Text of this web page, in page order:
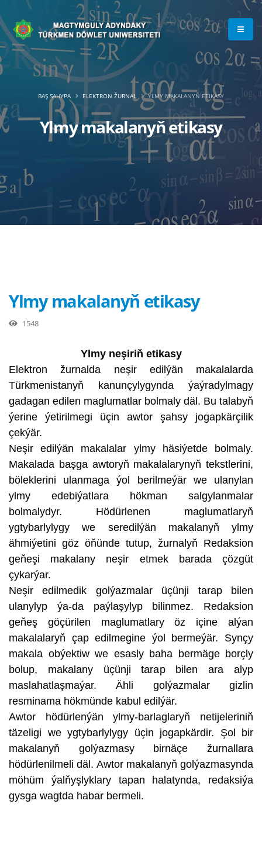
Ylmy makalanyň etikasy
BAŞ SAHYPA ELEKTRON ŽURNAL YLMY MAKALANYŇ ETIKASY
Ylmy makalanyň etikasy
1548
Ylmy neşiriň etikasy
Elektron žurnalda neşir edilýän makalalarda
Türkmenistanyň kanunçylygynda ýaýradylmagy
gadagan edilen maglumatlar bolmaly däl. Bu talabyň
ýerine ýetirilmegi üçin awtor şahsy jogapkärçilik
çekýär.
Neşir edilýän makalalar ylmy häsiýetde bolmaly.
Makalada başga awtoryň makalalarynyň tekstlerini,
böleklerini ulanmaga ýol berilmeýär we ulanylan
ylmy edebiýatlara hökman salgylanmalar
bolmalydyr. Hödürlenen maglumatlaryň
ygtybarlylygy we seredilýän makalanyň ylmy
ähmiýetini göz öňünde tutup, žurnalyň Redaksion
geňeşi makalany neşir etmek barada çözgüt
çykarýar.
Neşir edilmedik golýazmalar üçünji tarap bilen
ulanylyp ýa-da paýlaşylyp bilinmez. Redaksion
geňeş göçürilen maglumatlary öz içine alýan
makalalaryň çap edilmegine ýol bermeýär. Synçy
makala obýektiw we esasly baha bermäge borçly
bolup, makalany üçünji tarap bilen ara alyp
maslahatlaşmaýar. Ähli golýazmalar gizlin
resminama hökmünde kabul edilýär.
Awtor hödürlenýän ylmy-barlaglaryň netijeleriniň
täzeligi we ygtybarlylygy üçin jogapkärdir. Şol bir
makalanyň golýazmasy birnäçe žurnallara
hödürlenilmeli däl. Awtor makalanyň golýazmasynda
möhüm ýalňyşlyklary tapan halatynda, redaksiýa
gysga wagtda habar bermeli.